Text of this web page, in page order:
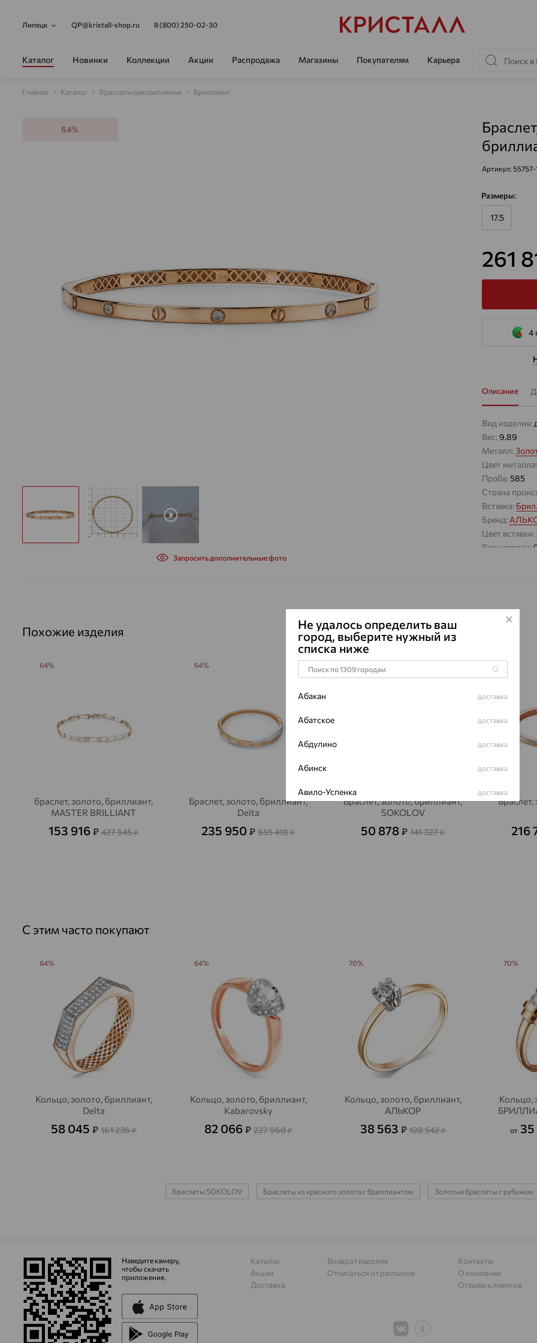
Липецк QP@kristall-shop.ru 8 (800) 250-02-30
Каталог Новинки Коллекции Акции Распродажа Магазины Покупателям Карьера
Главная Каталог Браслеты декоративные Бриллиант
64%
Запросить дополнительные фото
Артикул:
Размеры:
17.5
261
4
Описание
Вид изделия:
Вес:9.89
Металл:
Цвет металла:
Проба:585
Страна
Вставка:
Бренд:
Цвет вставки:
Вес металла:
ГРАНЕЙ
ЧИСТОТА
Сертификаты
Похожие изделия
браслет, золото, бриллиант,
MASTER BRILLIANT
153 916 ₽ 427 545₽
64%
Браслет, золото, бриллиант,
Delta
235 950 ₽ 655 418₽
64%
Браслет, золото, бриллиант,
SOKOLOV
50 878 ₽ 141 327₽
64%
Браслет,
216
С этим часто покупают
Кольцо, золото, бриллиант,
Delta
58 045 ₽ 161 236₽
64%
Кольцо, золото, бриллиант,
Kabarovsky
82 066 ₽ 227 960₽
64%
Кольцо, золото, бриллиант,
АЛЬКОР
38 563 ₽ 128 542₽
70%
Кольцо,
от 35
70%
Браслеты SOKOLOV Браслеты из красного золота с бриллиантом Золотые браслеты с рубином
Наведите камеру,
чтобы скачать
приложение.
Каталог
Акции
Доставка
Возврат изделия
Отписаться от рассылок
Контакты
О компании
Отзывы клиентов
Не удалось определить ваш
город, выберите нужный из
списка ниже
Абакан доставка
Абатское доставка
Абдулино доставка
Абинск доставка
Авило-Успенка доставка
доставка
Алапаевск доставка
Алейск доставка
Алексеево-Лозовское доставка